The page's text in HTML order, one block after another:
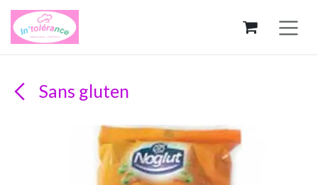
Se rendre au contenu
Sans gluten